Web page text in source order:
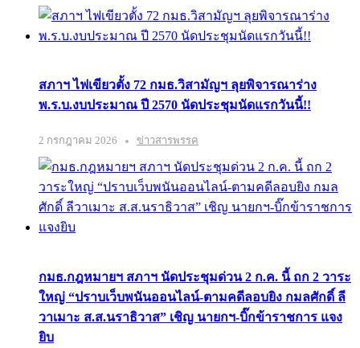
สภาฯ ไฟเขียวตั้ง 72 กมธ.วิสามัญฯ ลุยพิจารณาร่าง
พ.ร.บ.งบประมาณ ปี 2570 นัดประชุมนัดแรกวันนี้!!
2 กรกฎาคม 2026 ข่าวสารพรรค
กมธ.กฎหมายฯ สภาฯ นัดประชุมด่วน 2 ก.ค. นี้ ถก 2 วาระ
ใหญ่ “ปราบเว็บพนันออนไลน์-ตามคดีลอบยิง กมลศักดิ์ ลี
วาเมาะ ส.ส.นราธิวาส” เชิญ นายกฯ-บิ๊กข้าราชการ แจง
ยิบ